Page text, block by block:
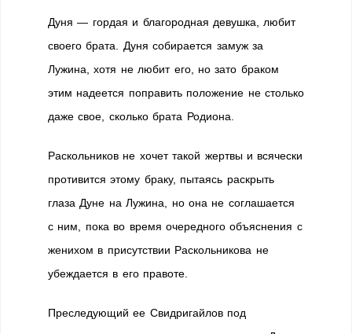
Дуня — гордая и благородная девушка, любит
своего брата. Дуня собирается замуж за
Лужина, хотя не любит его, но зато браком
этим надеется поправить положение не столько
даже свое, сколько брата Родиона.
Раскольников не хочет такой жертвы и всячески
противится этому браку, пытаясь раскрыть
глаза Дуне на Лужина, но она не соглашается
с ним, пока во время очередного объяснения с
женихом в присутствии Раскольникова не
убеждается в его правоте.
Преследующий ее Свидригайлов под